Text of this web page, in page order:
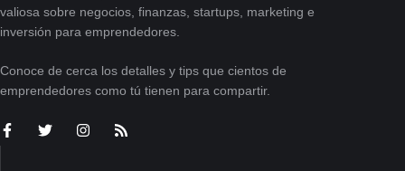
valiosa sobre negocios, finanzas, startups, marketing e
inversión para emprendedores.
Conoce de cerca los detalles y tips que cientos de
emprendedores como tú tienen para compartir.